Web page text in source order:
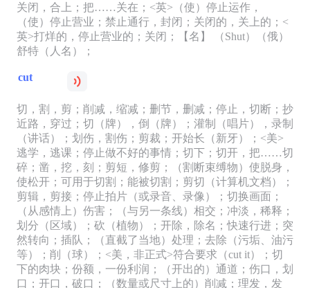
关闭，合上；把……关在；<英>（使）停止运作，
（使）停止营业；禁止通行，封闭；关闭的，关上的；<
英>打烊的，停止营业的；关闭；【名】 （Shut）（俄）
舒特（人名）；
cut
切，割，剪；削减，缩减；删节，删减；停止，切断；抄
近路，穿过；切（牌），倒（牌）；灌制（唱片），录制
（讲话）；划伤，割伤；剪裁；开始长（新牙）；<美>
逃学，逃课；停止做不好的事情；切下；切开，把……切
碎；凿，挖，刻；剪短，修剪；（割断束缚物）使脱身，
使松开；可用于切割；能被切割；剪切（计算机文档）；
剪辑，剪接；停止拍片（或录音、录像）；切换画面；
（从感情上）伤害；（与另一条线）相交；冲淡，稀释；
划分（区域）；砍（植物）；开除，除名；快速行进；突
然转向；插队；（直截了当地）处理；去除（污垢、油污
等）；削（球）；<美，非正式>符合要求（cut it）；切
下的肉块；份额，一份利润；（开出的）通道；伤口，划
口；开口，破口；（数量或尺寸上的）削减；理发，发